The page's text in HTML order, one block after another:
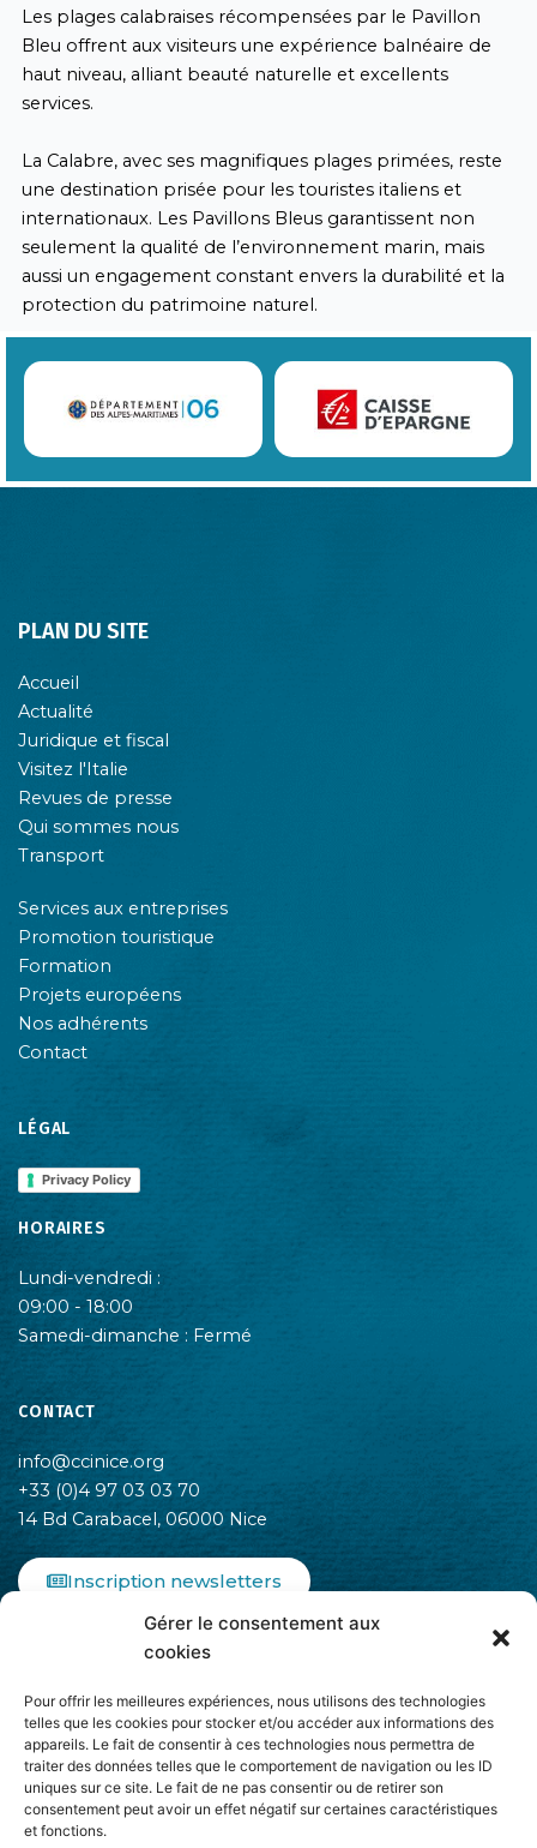
Gérer le consentement aux
cookies
Pour offrir les meilleures expériences, nous utilisons des technologies
telles que les cookies pour stocker et/ou accéder aux informations des
appareils. Le fait de consentir à ces technologies nous permettra de
traiter des données telles que le comportement de navigation ou les ID
uniques sur ce site. Le fait de ne pas consentir ou de retirer son
consentement peut avoir un effet négatif sur certaines caractéristiques
et fonctions.
Les plages calabraises récompensées par le Pavillon
Bleu offrent aux visiteurs une expérience balnéaire de
haut niveau, alliant beauté naturelle et excellents
services.
La Calabre, avec ses magnifiques plages primées, reste
une destination prisée pour les touristes italiens et
internationaux. Les Pavillons Bleus garantissent non
seulement la qualité de l’environnement marin, mais
aussi un engagement constant envers la durabilité et la
protection du patrimoine naturel.
PLAN DU SITE
Accueil
Actualité
Juridique et fiscal
Visitez l'Italie
Revues de presse
Qui sommes nous
Transport
Services aux entreprises
Promotion touristique
Formation
Projets européens
Nos adhérents
Contact
LÉGAL
Privacy Policy
HORAIRES
Lundi-vendredi :
09:00 - 18:00
Samedi-dimanche : Fermé
CONTACT
info@ccinice.org
+33 (0)4 97 03 03 70
14 Bd Carabacel, 06000 Nice
Inscription newsletters
e
b
o
o
k
-
t
a
g
r
a
m
L
i
k
e
d
i
n